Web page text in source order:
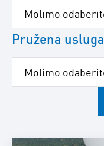
Pružena usluga